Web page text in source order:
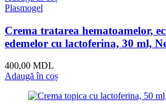
Plasmogel
Crema tratarea hematoamelor,
edemelor cu lactoferina, 30 ml,
400,00 MDL
Adaugă în coș